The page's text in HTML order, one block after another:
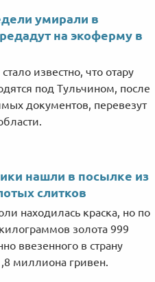
умирали в
на экоферму в
известно, что отару
под Тульчином, после
документов, перевезут
нашли в посылке из
слитков
находилась краска, но по
золота 999
ввезенного в страну
миллиона гривен.